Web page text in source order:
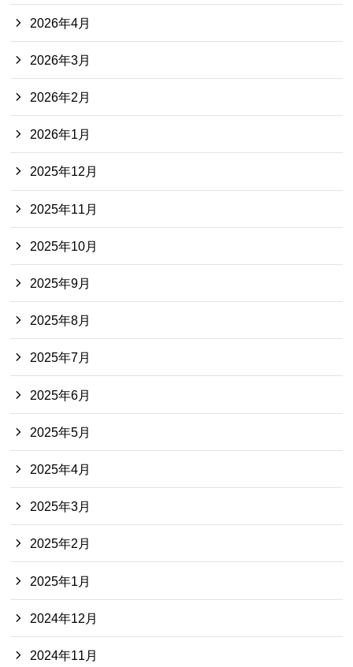
2026年4月
2026年3月
2026年2月
2026年1月
2025年12月
2025年11月
2025年10月
2025年9月
2025年8月
2025年7月
2025年6月
2025年5月
2025年4月
2025年3月
2025年2月
2025年1月
2024年12月
2024年11月